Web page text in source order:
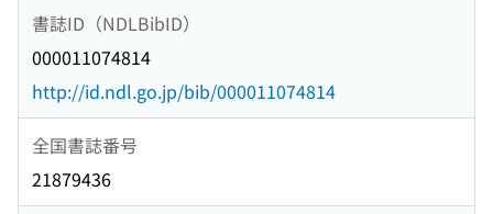
書誌ID（NDLBibID）
000011074814
http://id.ndl.go.jp/bib/000011074814
全国書誌番号
21879436